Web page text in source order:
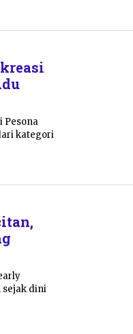
Pesona
kategori
sejak dini